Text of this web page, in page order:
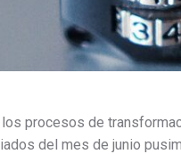
procesos de
del mes de junio